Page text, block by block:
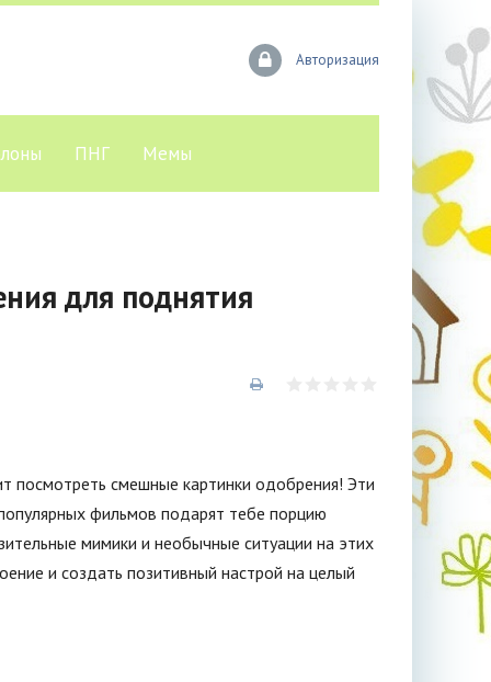
Авторизация
ПНГ Мемы
для поднятия
посмотреть смешные картинки одобрения! Эти
фильмов подарят тебе порцию
мимики и необычные ситуации на этих
и создать позитивный настрой на целый